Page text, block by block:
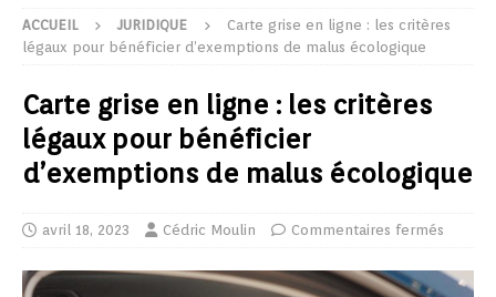
ACCUEIL JURIDIQUE
Carte grise en ligne : les critères
légaux pour bénéficier d’exemptions de malus écologique
Carte grise en ligne : les critères
légaux pour bénéficier
d’exemptions de malus écologique
avril 18, 2023 Cédric Moulin Commentaires fermés